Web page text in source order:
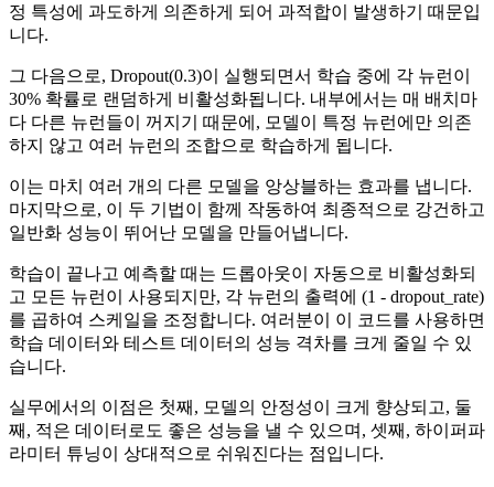
정 특성에 과도하게 의존하게 되어 과적합이 발생하기 때문입
니다.
그 다음으로, Dropout(0.3)이 실행되면서 학습 중에 각 뉴런이
30% 확률로 랜덤하게 비활성화됩니다. 내부에서는 매 배치마
다 다른 뉴런들이 꺼지기 때문에, 모델이 특정 뉴런에만 의존
하지 않고 여러 뉴런의 조합으로 학습하게 됩니다.
이는 마치 여러 개의 다른 모델을 앙상블하는 효과를 냅니다.
마지막으로, 이 두 기법이 함께 작동하여 최종적으로 강건하고
일반화 성능이 뛰어난 모델을 만들어냅니다.
학습이 끝나고 예측할 때는 드롭아웃이 자동으로 비활성화되
고 모든 뉴런이 사용되지만, 각 뉴런의 출력에 (1 - dropout_rate)
를 곱하여 스케일을 조정합니다. 여러분이 이 코드를 사용하면
학습 데이터와 테스트 데이터의 성능 격차를 크게 줄일 수 있
습니다.
실무에서의 이점은 첫째, 모델의 안정성이 크게 향상되고, 둘
째, 적은 데이터로도 좋은 성능을 낼 수 있으며, 셋째, 하이퍼파
라미터 튜닝이 상대적으로 쉬워진다는 점입니다.